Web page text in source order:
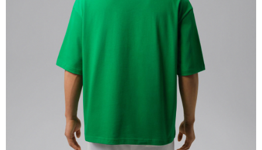
恩沛科技股份有限公司將有權停止該用戶之使用額度並採取法律行動。